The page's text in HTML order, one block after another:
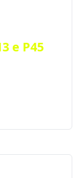
e P45